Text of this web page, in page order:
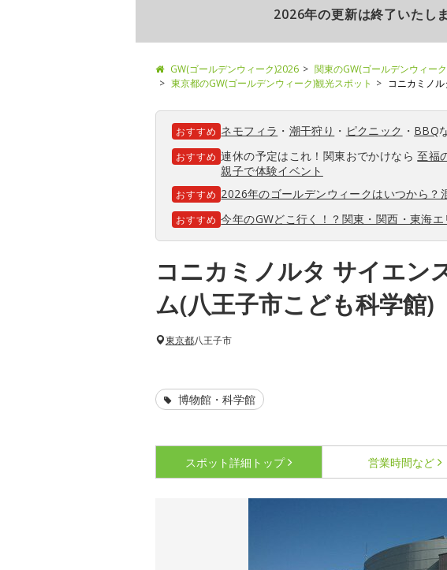
2026年の更新は終了いたし
GW(ゴールデンウィーク)2026 関東のGW(ゴールデンウィー
東京都のGW(ゴールデンウィーク)観光スポット
コニカミノ
おすすめ ネモフィラ ・ 潮干狩り ・ ピクニック ・ BBQ
おすすめ 連休の予定はこれ！関東おでかけなら至福
親子で体験イベント
おすすめ 2026年のゴールデンウィークはいつから？
おすすめ 今年のGWどこ行く！？関東・関西・東海
コニカミノルタ サイエン
ム(八王子市こども科学館)
東京都八王子市
博物館・科学館
スポット詳細 トップ 営業時間など